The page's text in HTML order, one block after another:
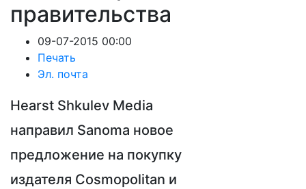
правительства
09-07-2015 00:00
Печать
Эл. почта
Hearst Shkulev Media
направил Sanoma новое
предложение на покупку
издателя Cosmopolitan и